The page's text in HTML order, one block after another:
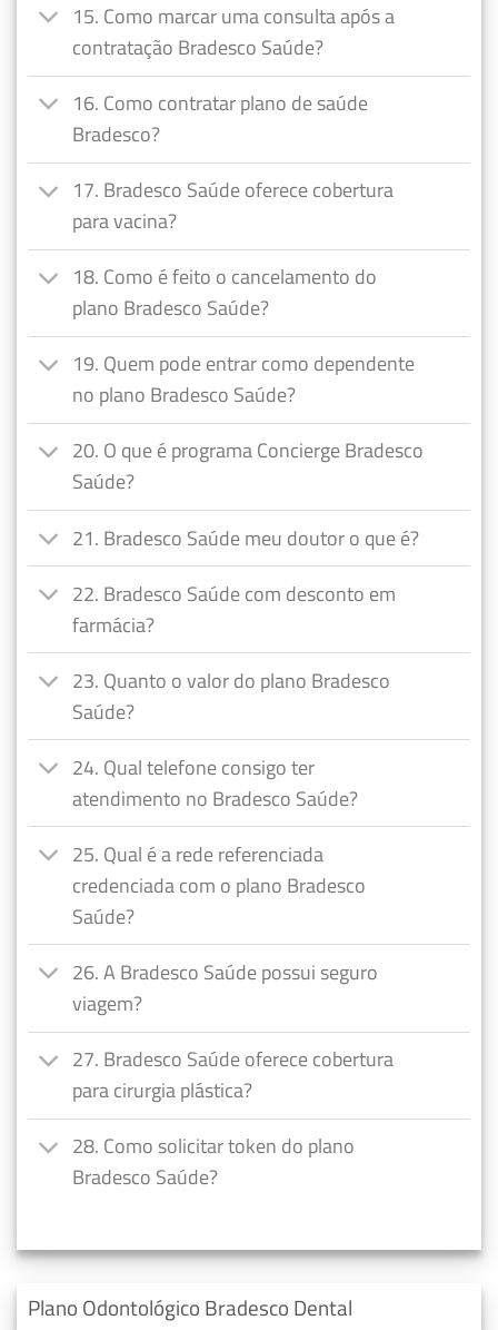
15. Como marcar uma consulta após a
contratação Bradesco Saúde?
16. Como contratar plano de saúde
Bradesco?
17. Bradesco Saúde oferece cobertura
para vacina?
18. Como é feito o cancelamento do
plano Bradesco Saúde?
19. Quem pode entrar como dependente
no plano Bradesco Saúde?
20. O que é programa Concierge Bradesco
Saúde?
21. Bradesco Saúde meu doutor o que é?
22. Bradesco Saúde com desconto em
farmácia?
23. Quanto o valor do plano Bradesco
Saúde?
24. Qual telefone consigo ter
atendimento no Bradesco Saúde?
25. Qual é a rede referenciada
credenciada com o plano Bradesco
Saúde?
26. A Bradesco Saúde possui seguro
viagem?
27. Bradesco Saúde oferece cobertura
para cirurgia plástica?
28. Como solicitar token do plano
Bradesco Saúde?
Plano Odontológico Bradesco Dental